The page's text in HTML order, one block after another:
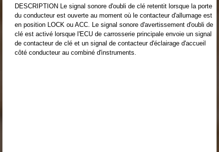
DESCRIPTION Le signal sonore d'oubli de clé retentit lorsque la porte
du conducteur est ouverte au moment où le contacteur d'allumage est
en position LOCK ou ACC. Le signal sonore d'avertissement d'oubli de
clé est activé lorsque l'ECU de carrosserie principale envoie un signal
de contacteur de clé et un signal de contacteur d'éclairage d'accueil
côté conducteur au combiné d'instruments.